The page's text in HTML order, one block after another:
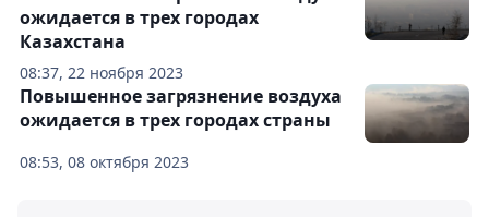
08:37, 22 ноября 2023
ожидается в трех городах
Казахстана
08:53, 08 октября 2023
Повышенное загрязнение воздуха
ожидается в трех городах страны